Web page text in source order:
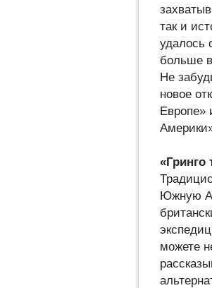
так и
удалось
больше
Не
новое
Европе»
«Гринго
Южную
можете